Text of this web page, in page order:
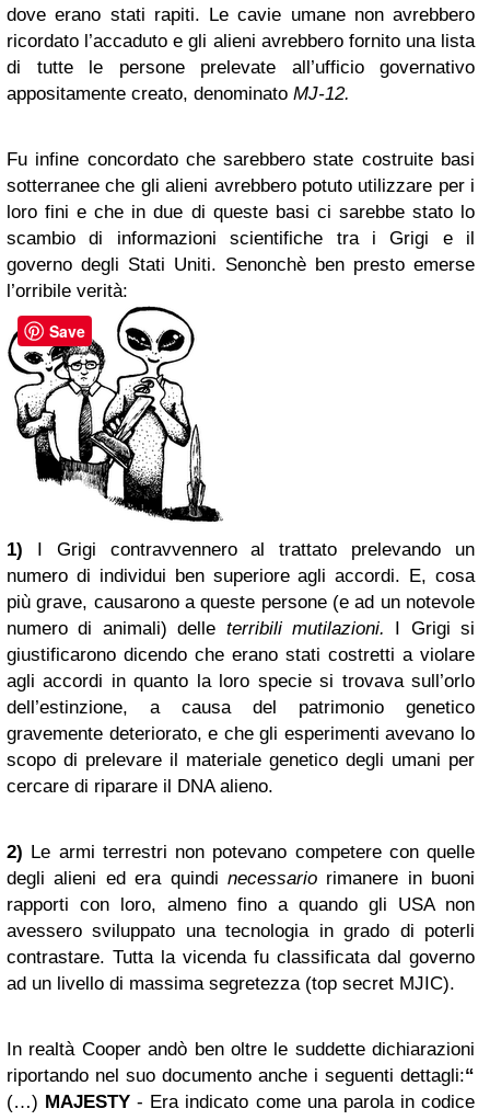
dove erano stati rapiti. Le cavie umane non avrebbero
ricordato l’accaduto e gli alieni avrebbero fornito una lista
di tutte le persone prelevate all’ufficio governativo
appositamente creato, denominato MJ-12.
Fu infine concordato che sarebbero state costruite basi
sotterraneeche gli alieni avrebbero potuto utilizzare per i
loro fini e che in due di queste basi ci sarebbe stato lo
scambio di informazioni scientifiche tra i Grigi e il
governo degli Stati Uniti. Senonchè ben presto emerse
l’orribile verità:
1) I Grigi contravvennero al trattato prelevando un
numero di individui ben superiore agli accordi. E, cosa
più grave, causarono a queste persone (e ad un notevole
numero di animali) delle terribili mutilazioni. I Grigi si
giustificarono dicendo che erano stati costretti a violare
agli accordi in quanto la loro specie si trovava sull’orlo
dell’estinzione, a causa del patrimonio genetico
gravemente deteriorato, e chegli esperimenti avevano lo
scopo di prelevare il materiale genetico degli umani per
cercare di riparare il DNA alieno.
2) Le armi terrestri non potevano competere con quelle
degli alieni ed era quindi necessario rimanere in buoni
rapporti con loro, almeno fino a quando gli USA non
avessero sviluppato una tecnologia in grado di poterli
contrastare. Tutta la vicenda fu classificata dal governo
ad un livello di massima segretezza (top secret MJIC).
In realtà Cooper andò ben oltre le suddette dichiarazioni
riportando nel suo documento anche i seguenti dettagli:“
(…) MAJESTY - Era indicato come una parola in codice
Save